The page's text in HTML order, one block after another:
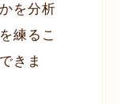
を分析
練るこ
きま